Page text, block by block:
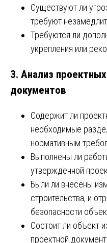
Существуют ли
требуют
Требуются ли
укрепления или
3. Анализ
документов
Содержит ли
необходимые
нормативным
Выполнены ли
утверждённой
Были ли внесены
строительства, и
безопасности
Состоит ли объект
проектной